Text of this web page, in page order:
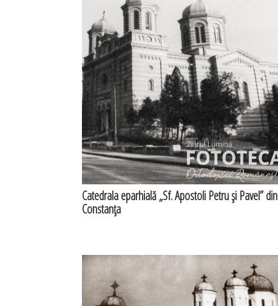
Catedrala eparhială „Sf. Apostoli Petru şi Pavel” din
Constanţa